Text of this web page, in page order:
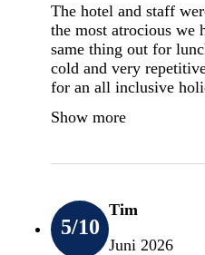
The hotel and staff
the most atrocious we
same thing out for
cold and very
for an all inclusive
Show more
5/10
Tim
Juni 2026